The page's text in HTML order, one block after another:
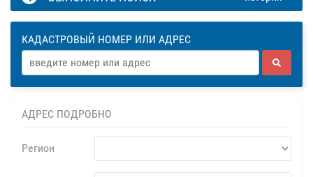
КАДАСТРОВЫЙ НОМЕР ИЛИ АДРЕС
АДРЕС ПОДРОБНО
Регион